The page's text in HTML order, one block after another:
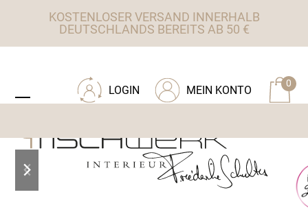
KOSTENLOSER VERSAND INNERHALB
DEUTSCHLANDS BEREITS AB 50 €
0
MEIN KONTO
LOGIN
mobile
mobile
slide
slide